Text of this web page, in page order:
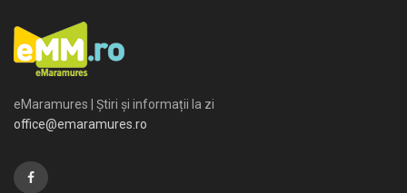
eMaramures | Știri și informații la zi
office@emaramures.ro